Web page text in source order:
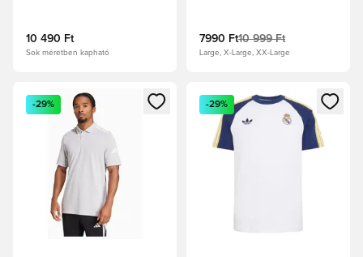
10 490 Ft
Sok méretben kapható
7990 Ft10 999 Ft
Large, X-Large, XX-Large
Megnyit egy modált a bejelentkezéshez vagy a tagként
-29%
Megnyit egy modált a
-29%